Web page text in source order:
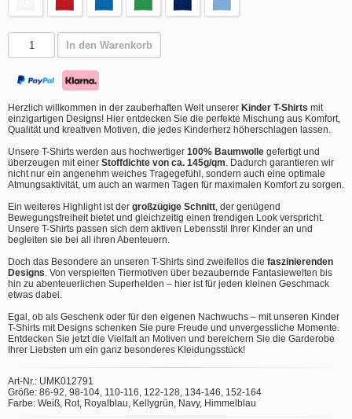
In den Warenkorb
Herzlich willkommen in der zauberhaften Welt unserer Kinder T-Shirts mit
einzigartigen Designs! Hier entdecken Sie die perfekte Mischung aus Komfort,
Qualität und kreativen Motiven, die jedes Kinderherz höherschlagen lassen.
Unsere T-Shirts werden aus hochwertiger 100% Baumwolle gefertigt und
überzeugen mit einer Stoffdichte von ca. 145g/qm . Dadurch garantieren wir
nicht nur ein angenehm weiches Tragegefühl, sondern auch eine optimale
Atmungsaktivität, um auch an warmen Tagen für maximalen Komfort zu sorgen.
Ein weiteres Highlight ist der großzügige Schnitt , der genügend
Bewegungsfreiheit bietet und gleichzeitig einen trendigen Look verspricht.
Unsere T-Shirts passen sich dem aktiven Lebensstil Ihrer Kinder an und
begleiten sie bei all ihren Abenteuern.
Doch das Besondere an unseren T-Shirts sind zweifellos die faszinierenden
Designs . Von verspielten Tiermotiven über bezaubernde Fantasiewelten bis
hin zu abenteuerlichen Superhelden – hier ist für jeden kleinen Geschmack
etwas dabei.
Egal, ob als Geschenk oder für den eigenen Nachwuchs – mit unseren Kinder
T-Shirts mit Designs schenken Sie pure Freude und unvergessliche Momente.
Entdecken Sie jetzt die Vielfalt an Motiven und bereichern Sie die Garderobe
Ihrer Liebsten um ein ganz besonderes Kleidungsstück!
Art-Nr.: UMK012791
Größe: 86-92, 98-104, 110-116, 122-128, 134-146, 152-164
Farbe: Weiß, Rot, Royalblau, Kellygrün, Navy, Himmelblau